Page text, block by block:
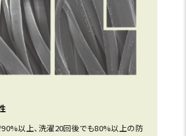
以上、洗濯20回後でも80%以上の防